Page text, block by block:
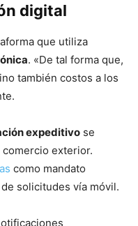
digital
que utiliza
. «De tal forma que,
también costos a los
expeditivo se
exterior.
como mandato
solicitudes vía móvil.